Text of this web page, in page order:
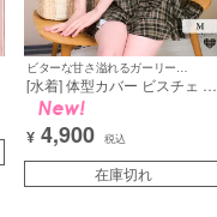
[水着] 体型カバー ビスチェ ハ
イウエスト チェック柄 フリル
タンキニ 洋服みたいな スカー
トタイプ 清楚系 ガーリー ブ
ラウン ビキニ (若林萌々着用)
[tk-sw6841]
¥ 4,900 税込
在庫切れ